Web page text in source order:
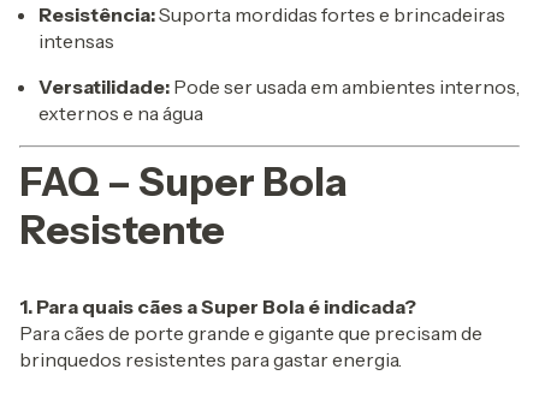
Resistência:Suporta mordidas fortes e brincadeiras
intensas
Versatilidade: Pode ser usada em ambientes internos,
externos e na água
FAQ – Super Bola
Resistente
1. Para quais cães a Super Bola é indicada?
Para cães de porte grande e gigante que precisam de
brinquedos resistentes para gastar energia.